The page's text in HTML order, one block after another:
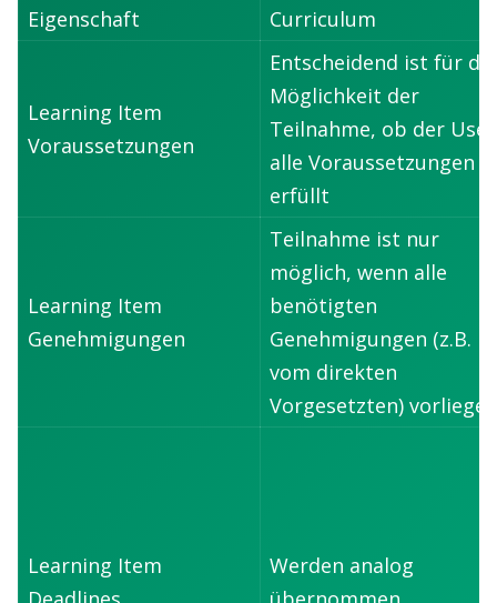
Eigenschaft Curriculum
Learning Item
Voraussetzungen
Entscheidend ist für die
Möglichkeit der
Teilnahme, ob der User
alle Voraussetzungen
erfüllt
Learning Item
Genehmigungen
Teilnahme ist nur
möglich, wenn alle
benötigten
Genehmigungen (z.B.
vom direkten
Vorgesetzten) vorliegen
Learning Item
Werden analog